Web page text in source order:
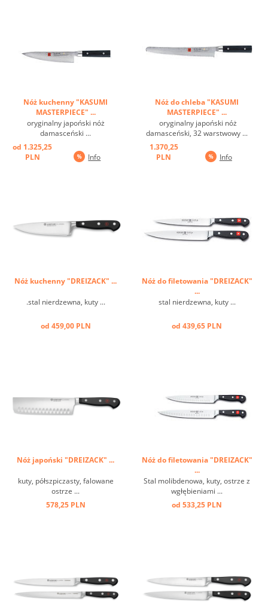
Nóż kuchenny "KASUMI
MASTERPIECE" ...
oryginalny japoński nóż
damasceński ...
od 1.325,25
PLN
Info
Nóż do chleba "KASUMI
MASTERPIECE" ...
oryginalny japoński nóż
damasceński, 32 warstwowy ...
1.370,25
PLN
Info
Nóż kuchenny "DREIZACK" ...
.stal nierdzewna, kuty ...
od 459,00 PLN
Nóż do filetowania "DREIZACK"
...
stal nierdzewna, kuty ...
od 439,65 PLN
Nóż japoński "DREIZACK" ...
kuty, półszpiczasty, falowane
ostrze ...
578,25 PLN
Nóż do filetowania "DREIZACK"
...
Stal molibdenowa, kuty, ostrze z
wgłębieniami ...
od 533,25 PLN